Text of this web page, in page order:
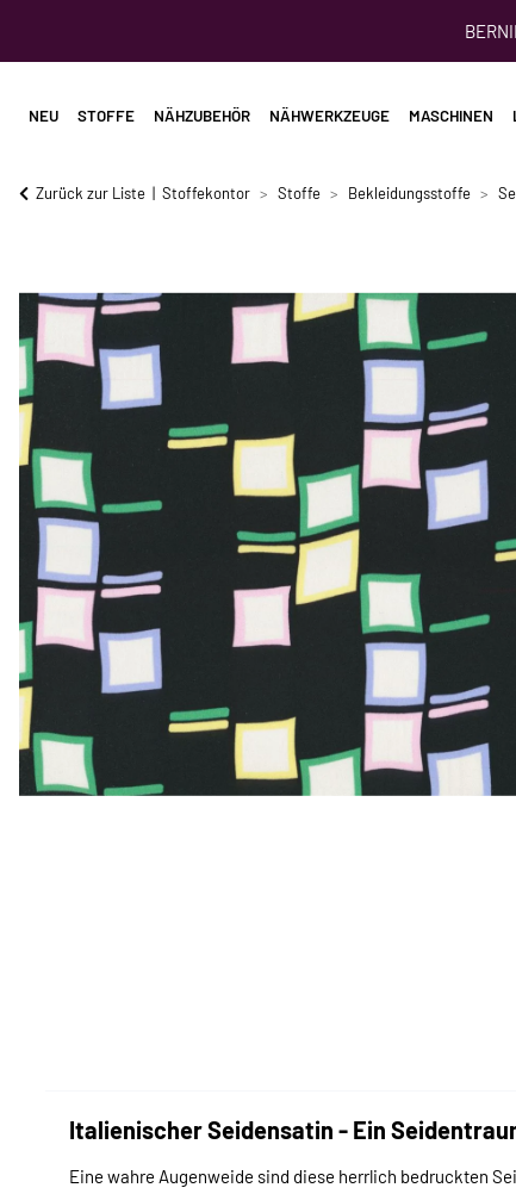
NEU STOFFE NÄHZUBEHÖR NÄHWERKZEUGE MASCHINEN
Zurück zur Liste Stoffekontor Stoffe Bekleidungsstoffe
Italienischer Seidensatin - Ein
Eine wahre Augenweide sind diese herrlich bedruckten